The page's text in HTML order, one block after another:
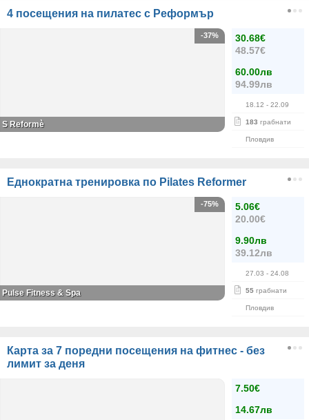
4 посещения на пилатес с Реформър
30.68€
48.57€
60.00лв
94.99лв
18.12 - 22.09
183 грабнати
Пловдив
-37%
S Reformè
Еднократна тренировка по Pilates Reformer
5.06€
20.00€
9.90лв
39.12лв
27.03 - 24.08
55 грабнати
Пловдив
-75%
Pulse Fitness & Spa
Карта за 7 поредни посещения на фитнес - без
лимит за деня
7.50€
14.67лв